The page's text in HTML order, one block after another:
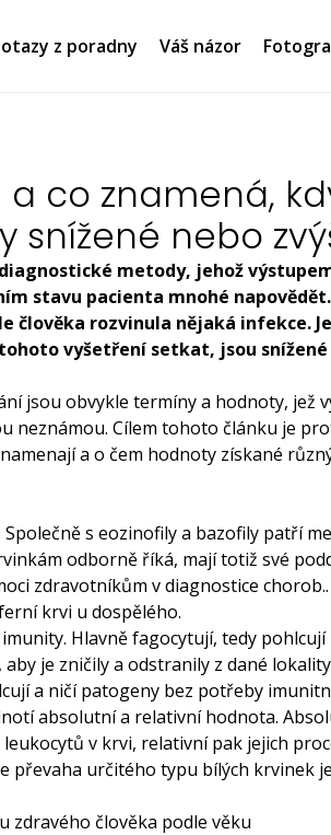
z poradny Váš názor
co znamená,
snížené nebo
metody, jehož
stavu pacienta mnohé
člověka rozvinula nějaká infekce.
vyšetření setkat, jsou snížené
jsou obvykle termíny a hodnoty, jež
neznámou. Cílem tohoto článku je
a o čem hodnoty získané
s eozinofily a bazofily patří
odborně říká, mají totiž své
zdravotníkům v diagnostice
krvi u dospělého.
Hlavně fagocytují, tedy
je zničily a odstranily z dané
a ničí patogeny bez potřeby
absolutní a relativní hodnota.
v krvi, relativní pak jejich
převaha určitého typu bílých krvinek
zdravého člověka podle věku